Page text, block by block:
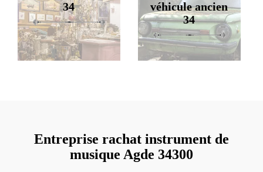
34
véhicule ancien
34
Entreprise rachat instrument de
musique Agde 34300